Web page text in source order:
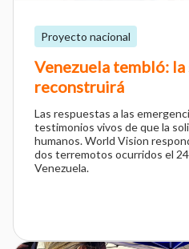
Proyecto nacional
Venezuela tembló:
reconstruirá
Las respuestas a las
testimonios vivos de que la
humanos. World Vision
dos terremotos ocurridos el
Venezuela.